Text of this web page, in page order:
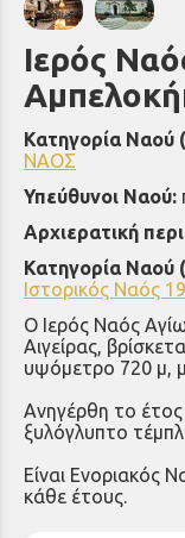
Ιερός
Κατηγορία Ναού
ΝΑΟΣ
Υπεύθυνοι Ναού:
Αρχιερατική
Κατηγορία Ναού
Ιστορικός Ναός
Ο Ιερός Ναός
Αιγείρας,
υψόμετρο 720 μ,
Ανηγέρθη το έτος
ξυλόγλυπτο
Είναι Ενοριακός
κάθε έτους.